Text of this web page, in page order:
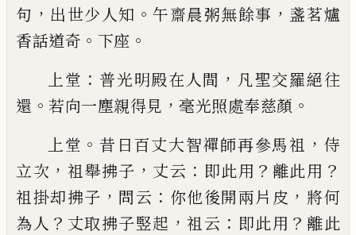
句 ， 出世少人知 。午齋晨粥無餘事 ， 盞茗爐
香話道奇 。 下座 。
上堂 ： 普光明殿在人間 ， 凡聖交羅絕往
還 。 若向一塵親得見 ， 毫光照處奉慈顏 。
上堂 。 昔日百丈大智禪師再參馬祖 ， 侍
立次 ， 祖舉拂子 ， 丈云 ： 即此用 ？ 離此用 ？
祖掛却拂子 ， 問云 ： 你他後開兩片皮 ， 將何
為人 ？ 丈取拂子竪起 ， 祖云 ： 即此用 ？ 離此